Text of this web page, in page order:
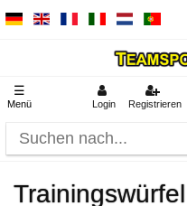
☰
Menü Login Registrieren
Trainingswürfel